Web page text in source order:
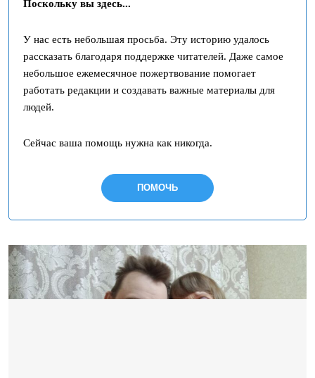
Поскольку вы здесь...
У нас есть небольшая просьба. Эту историю удалось
рассказать благодаря поддержке читателей. Даже самое
небольшое ежемесячное пожертвование помогает
работать редакции и создавать важные материалы для
людей.
Сейчас ваша помощь нужна как никогда.
ПОМОЧЬ